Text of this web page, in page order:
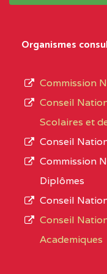
CENTRE
CENTRE
type
L’offre
d’éducation
de
Organismes
Commission
Conseil
Scolaires et
Conseil
Commission
Diplômes
Conseil
Conseil
Academiques